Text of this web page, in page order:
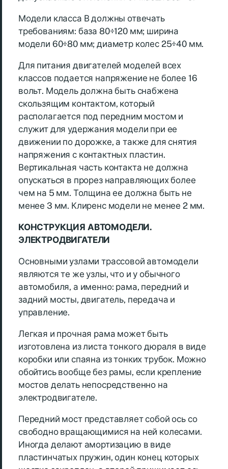
Модели класса В должны отвечать
требованиям: база 80÷120 мм; ширина
модели 60÷80 мм; диаметр колес 25÷40 мм.
Для питания двигателей моделей всех
классов подается напряжение не более 16
вольт. Модель должна быть снабжена
скользящим контактом, который
располагается под передним мостом и
служит для удержания модели при ее
движении по дорожке, а также для снятия
напряжения с контактных пластин.
Вертикальная часть контакта не должна
опускаться в прорез направляющих более
чем на 5 мм. Толщина ее должна быть не
менее 3 мм. Клиренс модели не менее 2 мм.
КОНСТРУКЦИЯ АВТОМОДЕЛИ.
ЭЛЕКТРОДВИГАТЕЛИ
Основными узлами трассовой автомодели
являются те же узлы, что и у обычного
автомобиля, а именно: рама, передний и
задний мосты, двигатель, передача и
управление.
Легкая и прочная рама может быть
изготовлена из листа тонкого дюраля в виде
коробки или спаяна из тонких трубок. Можно
обойтись вообще без рамы, если крепление
мостов делать непосредственно на
электродвигателе.
Передний мост представляет собой ось со
свободно вращающимися на ней колесами.
Иногда делают амортизацию в виде
пластинчатых пружин, один конец которых